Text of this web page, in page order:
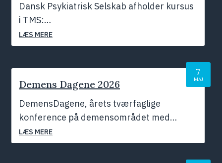
Dansk Psykiatrisk Selskab afholder kursus
i TMS:…
LÆS MERE
7
MAJ
Demens Dagene 2026
DemensDagene, årets tværfaglige
konference på demensområdet med…
LÆS MERE